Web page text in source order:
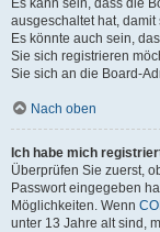
Es kann sein, dass die
ausgeschaltet hat,
Es könnte auch sein,
Sie sich registrieren
Sie sich an die Board-
Nach oben
Ich habe mich
Überprüfen Sie zuerst,
Passwort eingegeben
Möglichkeiten. Wenn
unter 13 Jahre alt sind,